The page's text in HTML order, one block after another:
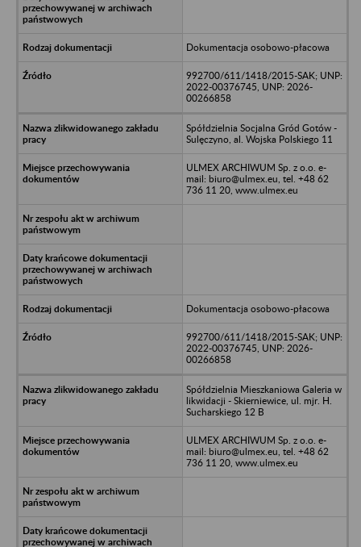
Dokumentacja osobowo-płacowa
992700/611/1418/2015-SAK; UNP:
2022-00376745, UNP: 2026-
00266858
Spółdzielnia Socjalna Gród Gotów -
Sulęczyno, al. Wojska Polskiego 11
ULMEX ARCHIWUM Sp. z o.o. e-
mail: biuro@ulmex.eu, tel. +48 62
736 11 20, www.ulmex.eu
Dokumentacja osobowo-płacowa
992700/611/1418/2015-SAK; UNP:
2022-00376745, UNP: 2026-
00266858
Spółdzielnia Mieszkaniowa Galeria w
likwidacji - Skierniewice, ul. mjr. H.
Sucharskiego 12 B
ULMEX ARCHIWUM Sp. z o.o. e-
mail: biuro@ulmex.eu, tel. +48 62
736 11 20, www.ulmex.eu